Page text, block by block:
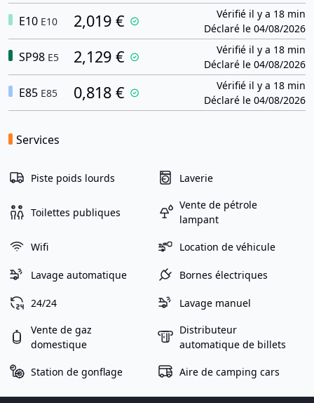
E10 E10 2,019 €
Vérifié il y a 18 min
Déclaré le 04/08/2026
SP98 E5 2,129 €
Vérifié il y a 18 min
Déclaré le 04/08/2026
E85 E85 0,818 €
Vérifié il y a 18 min
Déclaré le 04/08/2026
Services
Piste poids lourds Laverie
Toilettes publiques
Vente de pétrole
lampant
Wifi Location de véhicule
Lavage automatique Bornes électriques
24/24 Lavage manuel
Vente de gaz
domestique
Distributeur
automatique de billets
Station de gonflage Aire de camping cars